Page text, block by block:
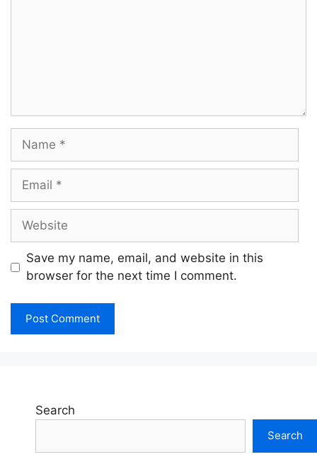
Name
Email
Website
Save my name, email, and website in this
browser for the next time I comment.
Search
Search